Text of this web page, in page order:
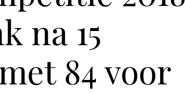
na 15
84 voor